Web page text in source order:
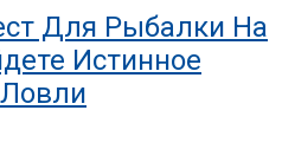
Для Рыбалки На
Истинное